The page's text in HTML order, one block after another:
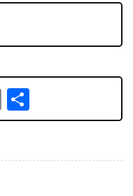
有
Email
有